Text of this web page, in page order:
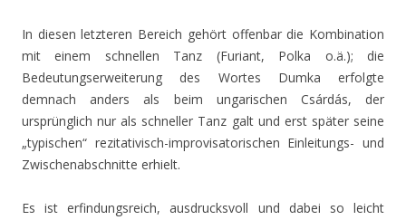
In diesen letzteren Bereich gehört offenbar die Kombination
mit einem schnellen Tanz (Furiant, Polka o.ä.); die
Bedeutungserweiterung des Wortes Dumka erfolgte
demnach anders als beim ungarischen Csárdás, der
ursprünglich nur als schneller Tanz galt und erst später seine
„typischen“ rezitativisch-improvisatorischen Einleitungs- und
Zwischenabschnitte erhielt.
Es ist erfindungsreich, ausdrucksvoll und dabei so leicht